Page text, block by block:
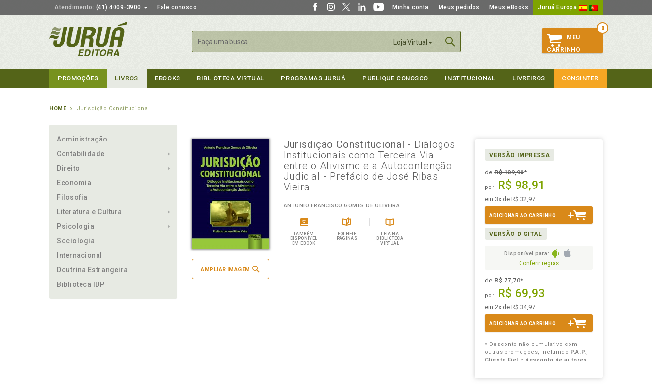
Atendimento: (41) 4009-3900 Fale conosco Minha conta Meus pedidos Meus eBooks Juruá Europa
Loja Virtual
Buscar
0
MEU
CARRINHO
PROMOÇÕES LIVROS EBOOKS BIBLIOTECA VIRTUAL PROGRAMAS JURUÁ PUBLIQUE CONOSCO INSTITUCIONAL LIVREIROS CONSINTER
HOME Jurisdição Constitucional
Administração
Contabilidade
Direito
Economia
Filosofia
Literatura e Cultura
Psicologia
Sociologia
Internacional
Doutrina Estrangeira
Biblioteca IDP
AMPLIAR IMAGEM
Jurisdição Constitucional - Diálogos
Institucionais como Terceira Via
entre o Ativismo e a Autocontenção
Judicial - Prefácio de José Ribas
Vieira
ANTONIO FRANCISCO GOMES DE OLIVEIRA
TAMBÉM
DISPONÍVEL
EM EBOOK
FOLHEIE
PÁGINAS
LEIA NA
BIBLIOTECA
VIRTUAL
VERSÃO IMPRESSA
deR$ 109,90*
por R$ 98,91
em 3x de R$ 32,97
ADICIONAR AO CARRINHO
VERSÃO DIGITAL
Disponível para:
Conferir regras
deR$ 77,70*
por R$ 69,93
em 2x de R$ 34,97
ADICIONAR AO CARRINHO
* Desconto não cumulativo com
outras promoções, incluindo P.A.P.,
Cliente Fiel
e desconto de autores